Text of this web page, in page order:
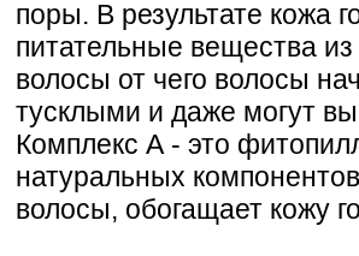
поры. В результате кожа
питательные вещества
волосы от чего волосы
тусклыми и даже могут
Комплекс А - это
натуральных
волосы, обогащает кожу